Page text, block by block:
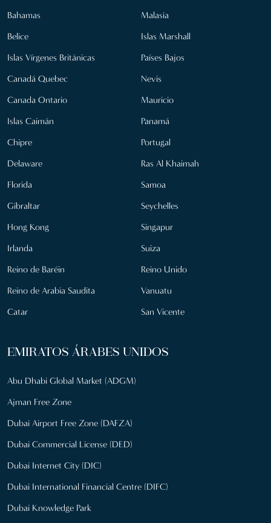
Bahamas
Belice
Islas Vírgenes Británicas
Canadá Quebec
Canada Ontario
Islas Caimán
Chipre
Delaware
Florida
Gibraltar
Hong Kong
Irlanda
Reino de Baréin
Reino de Arabia Saudita
Catar
Malasia
Islas Marshall
Países Bajos
Nevis
Mauricio
Panamá
Portugal
Ras Al Khaimah
Samoa
Seychelles
Singapur
Suiza
Reino Unido
Vanuatu
San Vicente
EMIRATOS ÁRABES UNIDOS
Abu Dhabi Global Market (ADGM)
Ajman Free Zone
Dubai Airport Free Zone (DAFZA)
Dubai Commercial License (DED)
Dubai Internet City (DIC)
Dubai International Financial Centre (DIFC)
Dubai Knowledge Park